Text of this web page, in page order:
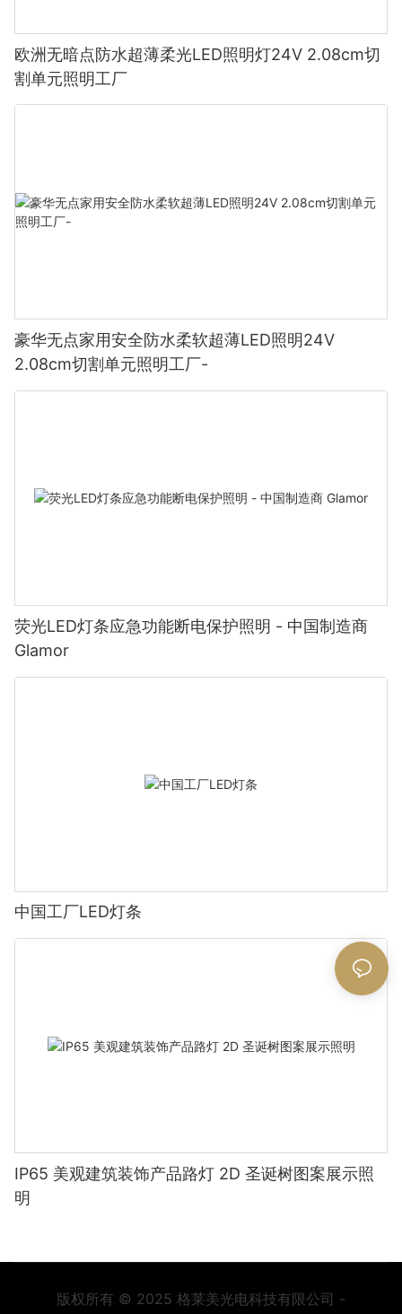
欧洲无暗点防水超薄柔光LED照明灯24V 2.08cm切
割单元照明工厂
豪华无点家用安全防水柔软超薄LED照明24V
2.08cm切割单元照明工厂-
荧光LED灯条应急功能断电保护照明 - 中国制造商
Glamor
中国工厂LED灯条
IP65 美观建筑装饰产品路灯 2D 圣诞树图案展示照
明
版权所有 © 2025 格莱美光电科技有限公司 -